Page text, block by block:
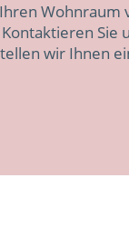
Wohnraum
wir Ihnen